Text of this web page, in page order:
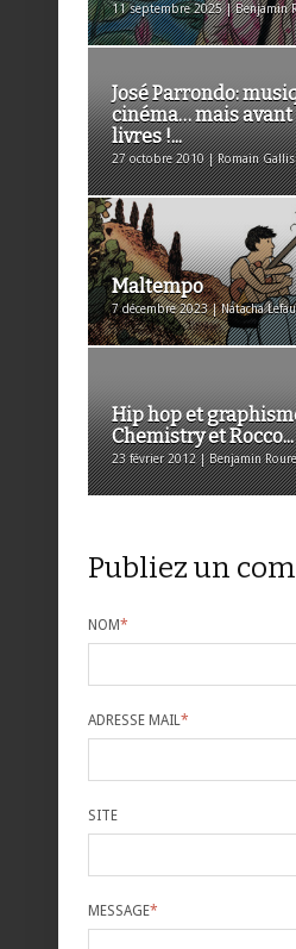
11 septembre 2025 | Benjamin
José Parrondo:
cinéma… mais avant
livres !...
27 octobre 2010 | Romain
Maltempo
7 décembre 2023 | Natacha
Hip hop et
Chemistry et Rocco...
23 février 2012 | Benjamin Roure
Publiez un
NOM*
ADRESSE MAIL*
SITE
MESSAGE*